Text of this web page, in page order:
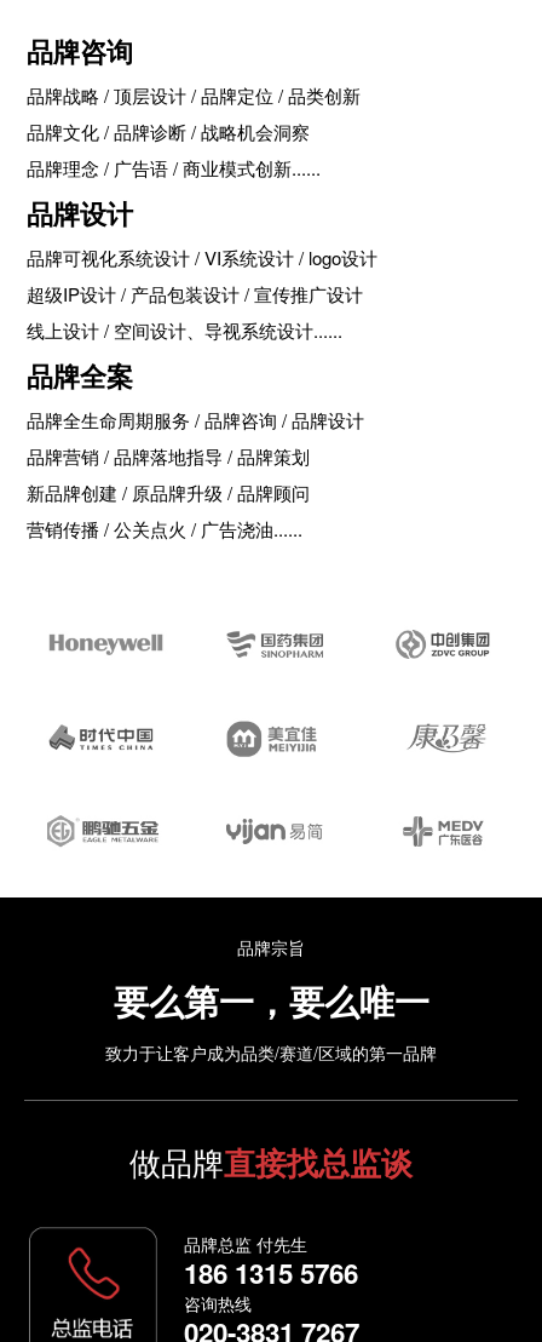
品牌咨询
品牌战略 / 顶层设计 / 品牌定位 / 品类创新
品牌文化 / 品牌诊断 / 战略机会洞察
品牌理念 / 广告语 / 商业模式创新......
品牌设计
品牌可视化系统设计 / VI系统设计 / logo设计
超级IP设计 / 产品包装设计 / 宣传推广设计
线上设计 / 空间设计、导视系统设计......
品牌全案
品牌全生命周期服务 / 品牌咨询 / 品牌设计
品牌营销 / 品牌落地指导 / 品牌策划
新品牌创建 / 原品牌升级 / 品牌顾问
营销传播 / 公关点火 / 广告浇油......
品牌宗旨
要么第一，要么唯一
致力于让客户成为品类/赛道/区域的第一品牌
做品牌直接找总监谈
品牌总监 付先生
186 1315 5766
咨询热线
020-3831 7267